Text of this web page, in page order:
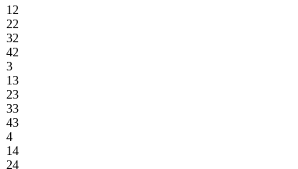
12
22
32
42
3
13
23
33
43
4
14
24